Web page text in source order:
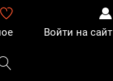
Войти на сайт